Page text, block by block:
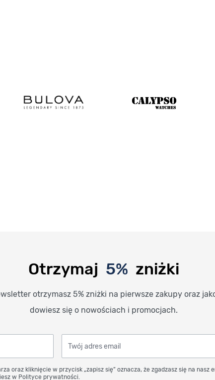
Otrzymaj 5% zniżki
otrzymasz 5% zniżki na pierwsze zakupy oraz
dowiesz się o nowościach i promocjach.
oraz kliknięcie w przycisk „zapisz się” oznacza, że zgadzasz się na
w Polityce prywatności.